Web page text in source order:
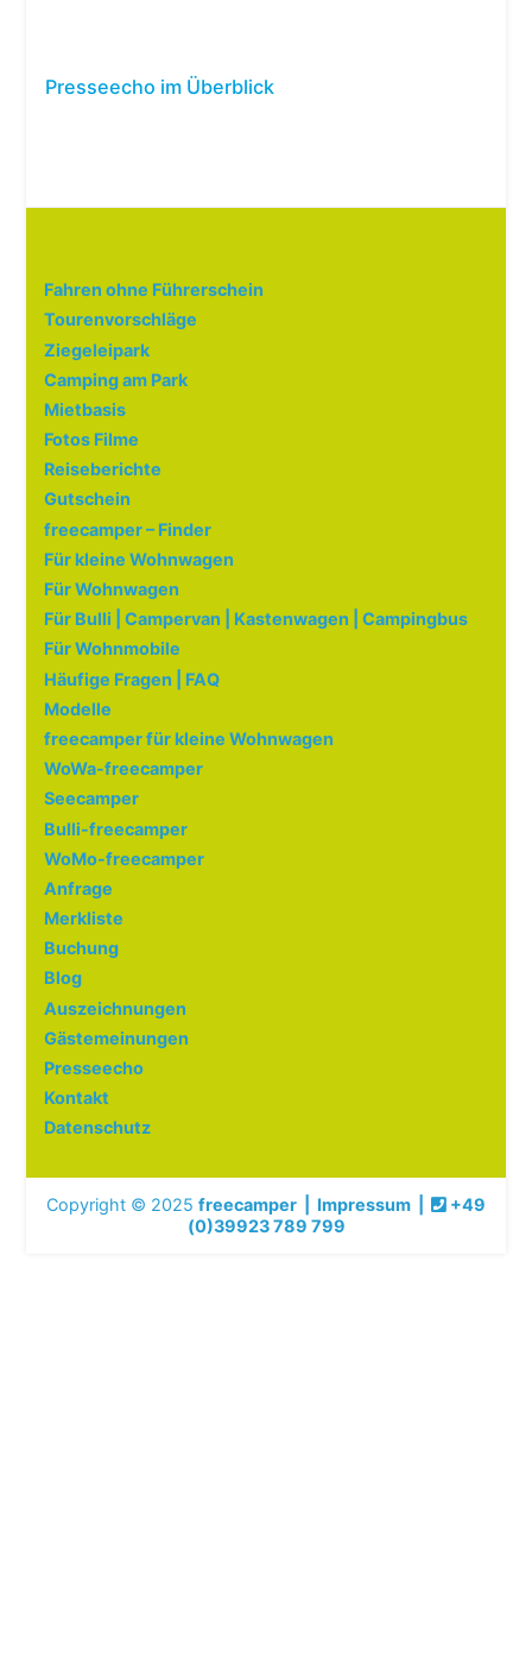
Presseecho im Überblick
Fahren ohne Führerschein
Tourenvorschläge
Ziegeleipark
Camping am Park
Mietbasis
Fotos Filme
Reiseberichte
Gutschein
freecamper – Finder
Für kleine Wohnwagen
Für Wohnwagen
Für Bulli | Campervan | Kastenwagen | Campingbus
Für Wohnmobile
Häufige Fragen | FAQ
Modelle
freecamper für kleine Wohnwagen
WoWa-freecamper
Seecamper
Bulli-freecamper
WoMo-freecamper
Anfrage
Merkliste
Buchung
Blog
Auszeichnungen
Gästemeinungen
Presseecho
Kontakt
Datenschutz
Copyright © 2025 freecamper Impressum
+49
(0)39923 789 799